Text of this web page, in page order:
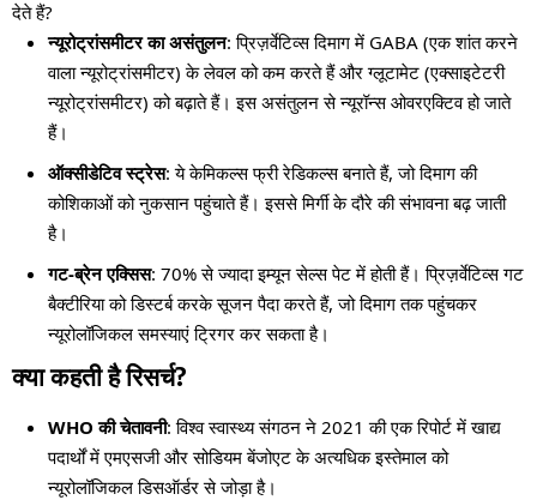
देते हैं?
न्यूरोट्रांसमीटर का असंतुलन: प्रिज़र्वेटिव्स दिमाग में GABA (एक शांत करने
वाला न्यूरोट्रांसमीटर) के लेवल को कम करते हैं और ग्लूटामेट (एक्साइटेटरी
न्यूरोट्रांसमीटर) को बढ़ाते हैं। इस असंतुलन से न्यूरॉन्स ओवरएक्टिव हो जाते
हैं।
ऑक्सीडेटिव स्ट्रेस: ये केमिकल्स फ्री रेडिकल्स बनाते हैं, जो दिमाग की
कोशिकाओं को नुकसान पहुंचाते हैं। इससे मिर्गी के दौरे की संभावना बढ़ जाती
है।
गट-ब्रेन एक्सिस: 70% से ज्यादा इम्यून सेल्स पेट में होती हैं। प्रिज़र्वेटिव्स गट
बैक्टीरिया को डिस्टर्ब करके सूजन पैदा करते हैं, जो दिमाग तक पहुंचकर
न्यूरोलॉजिकल समस्याएं ट्रिगर कर सकता है।
क्या कहती है रिसर्च?
WHO की चेतावनी: विश्व स्वास्थ्य संगठन ने 2021 की एक रिपोर्ट में खाद्य
पदार्थों में एमएसजी और सोडियम बेंजोएट के अत्यधिक इस्तेमाल को
न्यूरोलॉजिकल डिसऑर्डर से जोड़ा है।